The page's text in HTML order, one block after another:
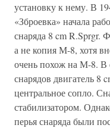
установку к нему. В
«Зброевка» начала
снаряда 8 cm R.Sprgr.
а не копия М-8, хотя
очень похож на М-8. В
снарядов двигатель 8
центральное сопло.
стабилизатором.
перья снаряда были